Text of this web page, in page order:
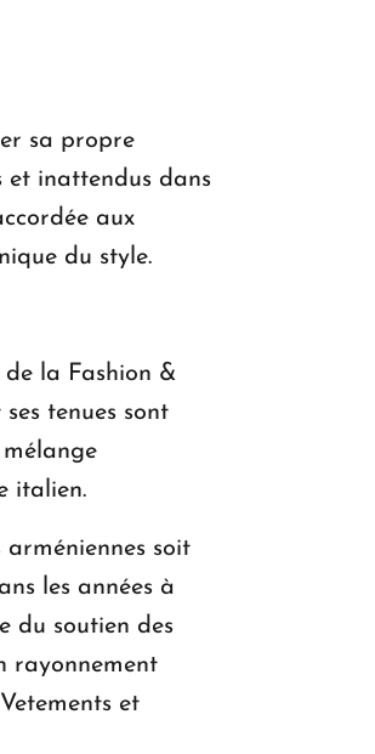
sa propre
et inattendus dans
aux
du style.
de la Fashion &
tenues sont
italien.
soit
les années à
du soutien des
rayonnement
et